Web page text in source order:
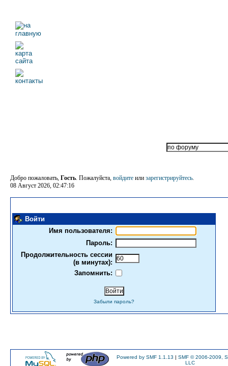
Добро пожаловать, Гость. Пожалуйста, войдите или зарегистрируйтесь.
08 Август 2026, 02:47:16
Войти
Имя пользователя:
Пароль:
Продолжительность сессии
(в минутах):
Запомнить:
Забыли пароль?
Powered by SMF 1.1.13 | SMF © 2006-2009,
LLC